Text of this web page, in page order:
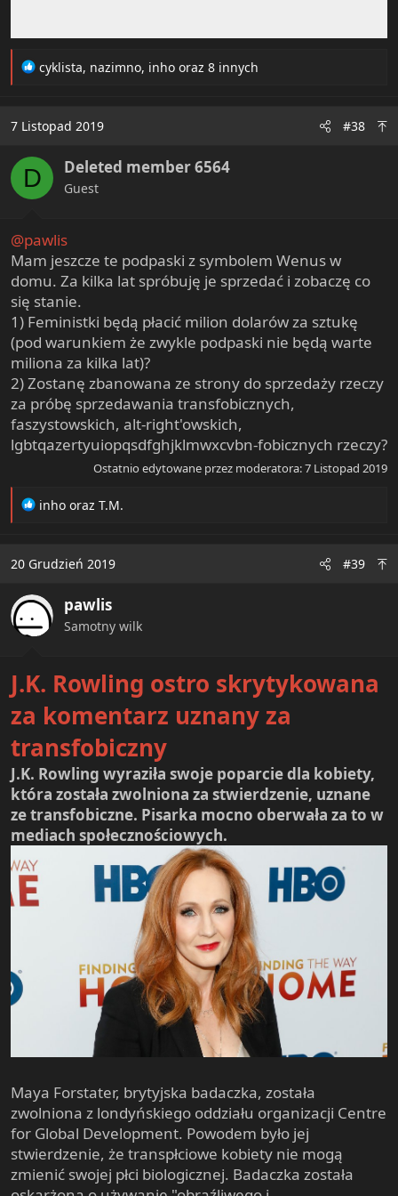
R
t
o
n
s
cyklista, nazimno, inho oraz 8 innych
7 Listopad 2019 #38
D Deleted member 6564
Guest
@pawlis
Mam jeszcze te podpaski z symbolem Wenus w
domu. Za kilka lat spróbuję je sprzedać i zobaczę co
się stanie.
1) Feministki będą płacić milion dolarów za sztukę
(pod warunkiem że zwykle podpaski nie będą warte
miliona za kilka lat)?
2) Zostanę zbanowana ze strony do sprzedaży rzeczy
za próbę sprzedawania transfobicznych,
faszystowskich, alt-right'owskich,
lgbtqazertyuiopqsdfghjklmwxcvbn-fobicznych rzeczy?
Ostatnio edytowane przez moderatora:7 Listopad 2019
R
t
o
n
s
inho oraz T.M.
20 Grudzień 2019 #39
pawlis
Samotny wilk
J.K. Rowling ostro skrytykowana
za komentarz uznany za
transfobiczny
J.K. Rowling wyraziła swoje poparcie dla kobiety,
która została zwolniona za stwierdzenie, uznane
ze transfobiczne. Pisarka mocno oberwała za to w
mediach społecznościowych.
Maya Forstater, brytyjska badaczka, została
zwolniona z londyńskiego oddziału organizacji Centre
for Global Development. Powodem było jej
stwierdzenie, że transpłciowe kobiety nie mogą
zmienić swojej płci biologicznej. Badaczka została